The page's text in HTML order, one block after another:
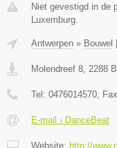
Niet gevestigd in de
Luxemburg.
Antwerpen » Bouwel |
Molendreef 8 2288
Tel: 0476014570 ,
E-mail › DanceBeat
Website: http://